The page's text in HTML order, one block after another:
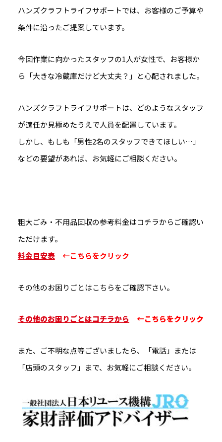
ハンズクラフトライフサポートでは、お客様のご予算や
条件に沿ったご提案しています。
今回作業に向かったスタッフの1人が女性で、お客様か
ら「大きな冷蔵庫だけど大丈夫？」と心配されました。
ハンズクラフトライフサポートは、どのようなスタッフ
が適任か見極めたうえで人員を配置しています。
しかし、もしも「男性2名のスタッフできてほしい…」
などの要望があれば、お気軽にご相談ください。
粗大ごみ・不用品回収の参考料金はコチラからご確認い
ただけます。
料金目安表
←こちらをクリック
その他のお困りごとはこちらをご確認下さい。
その他のお困りごとはコチラから ←こちらをクリック
また、ご不明な点等ございましたら、「電話」または
「店頭のスタッフ」まで、お気軽にご相談ください。